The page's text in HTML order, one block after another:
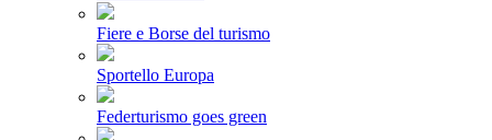
Fiere e Borse del turismo
Sportello Europa
Federturismo goes green